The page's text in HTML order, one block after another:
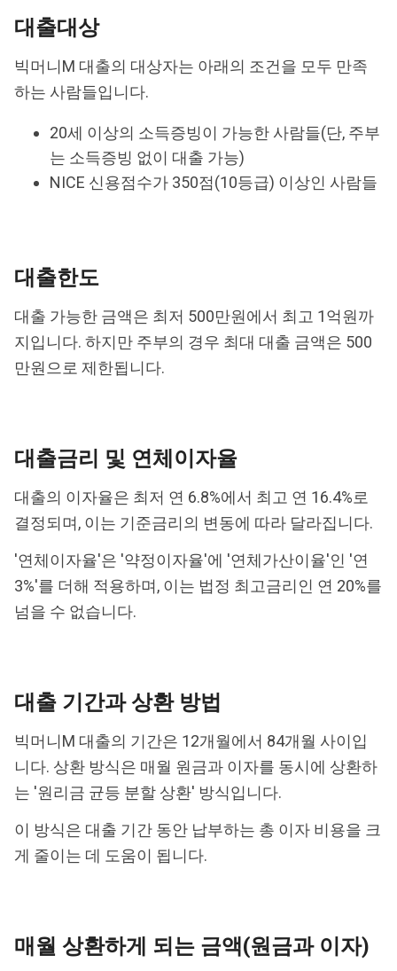
대출대상
빅머니M 대출의 대상자는 아래의 조건을 모두 만족
하는 사람들입니다.
20세 이상의 소득증빙이 가능한 사람들(단, 주부
는 소득증빙 없이 대출 가능)
NICE 신용점수가 350점(10등급) 이상인 사람들
대출한도
대출 가능한 금액은 최저 500만원에서 최고 1억원까
지입니다. 하지만 주부의 경우 최대 대출 금액은 500
만원으로 제한됩니다.
대출금리 및 연체이자율
대출의 이자율은 최저 연 6.8%에서 최고 연 16.4%로
결정되며, 이는 기준금리의 변동에 따라 달라집니다.
'연체이자율'은 '약정이자율'에 '연체가산이율'인 '연
3%'를 더해 적용하며, 이는 법정 최고금리인 연 20%를
넘을 수 없습니다.
대출 기간과 상환 방법
빅머니M 대출의 기간은 12개월에서 84개월 사이입
니다. 상환 방식은 매월 원금과 이자를 동시에 상환하
는 '원리금 균등 분할 상환' 방식입니다.
이 방식은 대출 기간 동안 납부하는 총 이자 비용을 크
게 줄이는 데 도움이 됩니다.
매월 상환하게 되는 금액(원금과 이자)